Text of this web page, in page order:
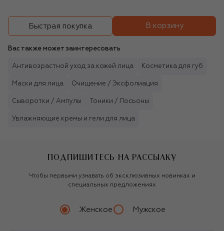
Быстрая покупка В корзину
Вас также может заинтересовать
Антивозрастной уход за кожей лица Косметика для губ
Маски для лица Очищение / Эксфолиация
Сыворотки / Ампулы Тоники / Лосьоны
Увлажняющие кремы и гели для лица
ПОДПИШИТЕСЬ НА РАССЫЛКУ
Чтобы первыми узнавать об эксклюзивных новинках и
специальных предложениях
Женское Мужское